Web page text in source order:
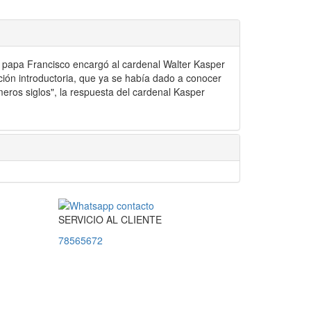
Francisco encargó al cardenal Walter Kasper
introductoria, que ya se había dado a conocer
siglos", la respuesta del cardenal Kasper
SERVICIOAL CLIENTE
78565672